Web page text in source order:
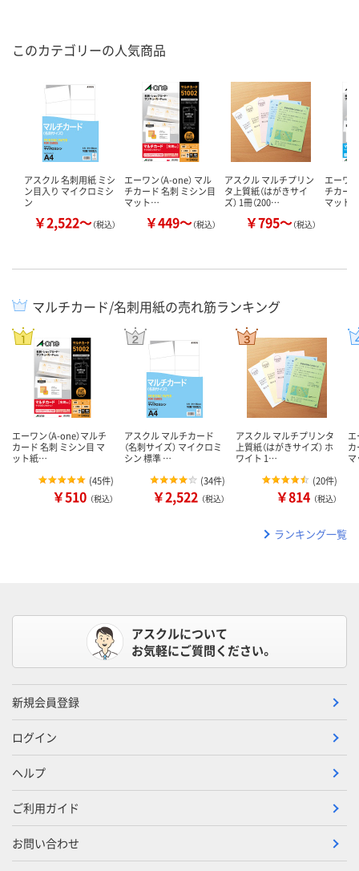
このカテゴリーの人気商品
アスクル 名刺用紙 ミシ
ン目入り マイクロミシ
ン
￥2,522～（税込）
エーワン（A-one） マル
チカード 名刺 ミシン目
マット…
￥449～（税込）
アスクル マルチプリン
タ上質紙（はがきサイ
ズ） 1冊（200…
￥795～（税込）
エーワ
チカー
マット…
マルチカード/名刺用紙の売れ筋ランキング
エーワン（A-one）マルチ
カード 名刺 ミシン目 マ
ット紙…
(45件)
￥510 （税込）
アスクル マルチカード
（名刺サイズ） マイクロミ
シン 標準 …
(34件)
￥2,522 （税込）
アスクル マルチプリンタ
上質紙（はがきサイズ） ホ
ワイト 1…
(20件)
￥814 （税込）
エ
ランキング一覧
アスクルについて
お気軽にご質問ください。
新規会員登録
ログイン
ヘルプ
ご利用ガイド
お問い合わせ